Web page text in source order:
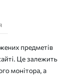
предметів
Це залежить
монітора, а